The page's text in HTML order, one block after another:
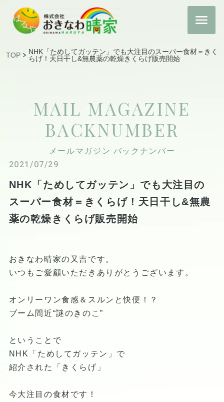
TOP
NHK「ためしてガッテン」でも大注目のスーパー食材＝きく
らげ！天日干し&無農薬の乾燥きくらげ販売開始
MAIL MAGAZINE
BACKNUMBER
メールマガジン バックナンバー
2021/07/29
NHK「ためしてガッテン」でも大注目の
スーパー食材＝きくらげ！天日干し&無農
薬の乾燥きくらげ販売開始
おきなわ晴家の又吉です。
いつもご愛顧いただきありがとうございます。
オンリーワン食感＆スルンと快便！？
ブーム間近“謎のきのこ”
ということで
NHK「ためしてガッテン」で
紹介された「きくらげ」
今大注目の食材です！